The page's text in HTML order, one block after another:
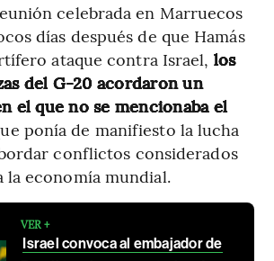
celebrada en Marruecos
días después de que Hamás
ataque contra Israel, los
del G-20 acordaron un
el que no se mencionaba el
ponía de manifiesto la lucha
conflictos considerados
la economía mundial.
VER +
Israel convoca al embajador de